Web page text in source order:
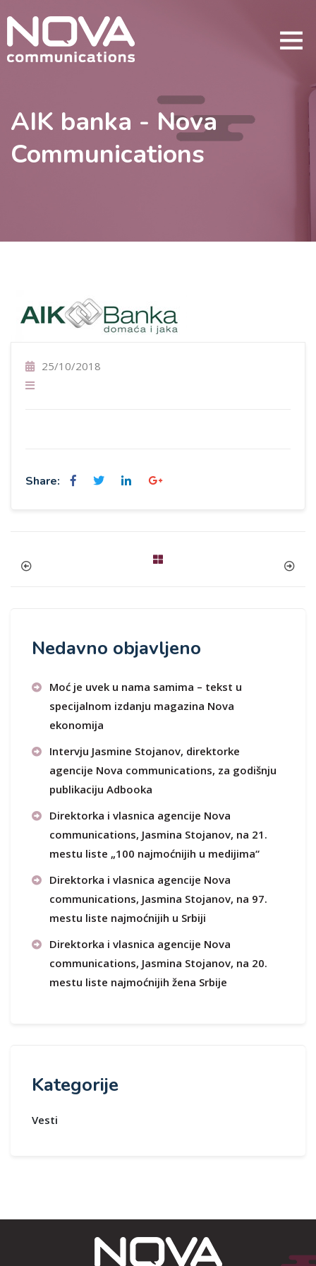
AIK banka - Nova
Communications
25/10/2018
Share:
Nedavno objavljeno
Moć je uvek u nama samima – tekst u
specijalnom izdanju magazina Nova
ekonomija
Intervju Jasmine Stojanov, direktorke
agencije Nova communications, za godišnju
publikaciju Adbooka
Direktorka i vlasnica agencije Nova
communications, Jasmina Stojanov, na 21.
mestu liste „100 najmoćnijih u medijima“
Direktorka i vlasnica agencije Nova
communications, Jasmina Stojanov, na 97.
mestu liste najmoćnijih u Srbiji
Direktorka i vlasnica agencije Nova
communications, Jasmina Stojanov, na 20.
mestu liste najmoćnijih žena Srbije
Kategorije
Vesti